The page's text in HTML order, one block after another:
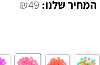
המחיר
₪120.
₪49 המחיר
₪49.